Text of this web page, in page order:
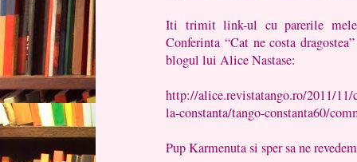
Iti trimit link-ul cu parerile mele
Conferinta “Cat ne costa
blogul lui Alice Nastase:
http://alice.revistatango.ro/2011/11/
la-constanta/tango-constanta60/
Pup Karmenuta si sper sa ne